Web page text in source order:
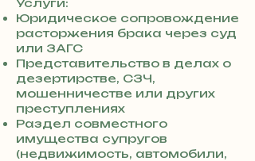
0
7
3
0
4
8
5
7
8
4
Услуги:
Юридическое сопровождение
расторжения брака через суд
или ЗАГС
Представительство в делах о
дезертирстве, СЗЧ,
мошенничестве или других
преступлениях
Раздел совместного
имущества супругов
(недвижимость, автомобили,